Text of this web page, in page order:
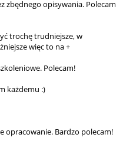
zbędnego opisywania. Polecam
trochę trudniejsze, w
więc to na +
Polecam!
każdemu :)
opracowanie. Bardzo polecam!